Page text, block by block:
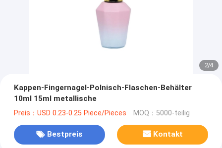
2/4
Kappen-Fingernagel-Polnisch-Flaschen-Behälter
10ml 15ml metallische
Preis：USD 0.23-0.25 Piece/Pieces MOQ：5000-teilig
Bestpreis Kontakt